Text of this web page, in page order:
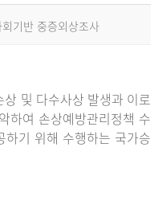
기반 중증외상조사
및 다수사상 발생과 이로
하여 손상예방관리정책 수
기 위해 수행하는 국가승